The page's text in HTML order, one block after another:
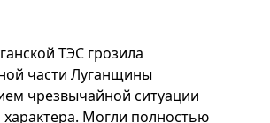
ТЭС грозила
части Луганщины
чрезвычайной ситуации
характера. Могли полностью